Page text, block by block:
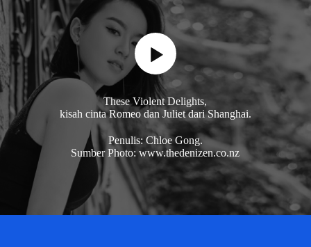
These Violent Delights,
kisah cinta Romeo dan Juliet dari Shanghai.
Penulis: Chloe Gong.
Sumber Photo: www.thedenizen.co.nz